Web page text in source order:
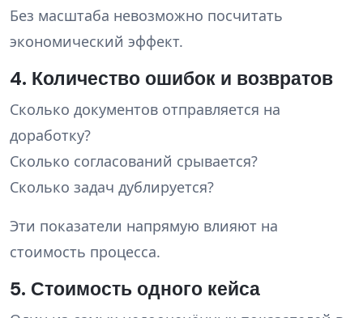
Без масштаба невозможно посчитать
экономический эффект.
4. Количество ошибок и возвратов
Сколько документов отправляется на
доработку?
Сколько согласований срывается?
Сколько задач дублируется?
Эти показатели напрямую влияют на
стоимость процесса.
5. Стоимость одного кейса